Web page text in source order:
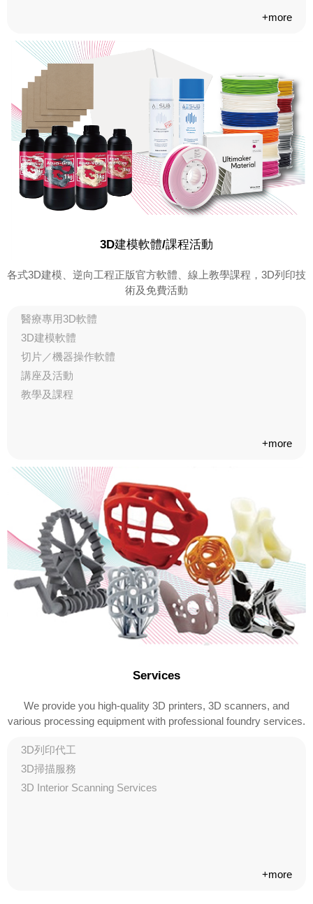
+more
3D建模軟體/課程活動
各式3D建模、逆向工程正版官方軟體、線上教學課程，3D列印技
術及免費活動
醫療專用3D軟體
3D建模軟體
切片／機器操作軟體
講座及活動
教學及課程
+more
Services
We provide you high-quality 3D printers, 3D scanners, and
various processing equipment with professional foundry services.
3D列印代工
3D掃描服務
3D Interior Scanning Services
+more